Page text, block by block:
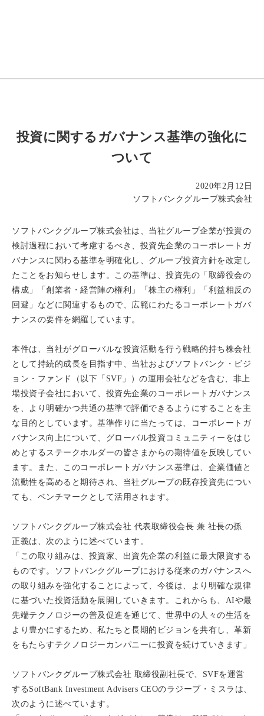
投資に関するガバナンス基準の強化に
ついて
2020年2月12日
ソフトバンクグループ株式会社
ソフトバンクグループ株式会社は、当社グループ企業が投資の
検討過程において考慮するべき、投資先企業のコーポレートガ
バナンスに関わる基準を明確化し、グループ投資方針を改定し
たことをお知らせします。この基準は、投資先の「取締役会の
構成」「創業者・経営陣の権利」「株主の権利」「利益相反の
回避」などに関連するもので、広範にわたるコーポレートガバ
ナンスの要件を網羅しています。
本件は、当社がグローバルな投資活動を行う戦略的持ち株会社
として持続的成長を目指す中、当社およびソフトバンク・ビジ
ョン・ファンド（以下「SVF」）の運用会社などを含む、非上
場投資子会社において、投資先企業のコーポレートガバナンス
を、より明確かつ共通の基準で評価できるようにすることを主
な目的としています。基準作りに当たっては、コーポレートガ
バナンス向上について、グローバル投資コミュニティーをはじ
めとするステークホルダーの皆さまからの期待値を反映してい
ます。また、このコーポレートガバナンス基準は、企業価値と
流動性を高めると期待され、当社グループの既存投資先につい
ても、ベンチマークとして活用されます。
ソフトバンクグループ株式会社 代表取締役会長 兼 社長の孫
正義は、次のように述べています。
「この取り組みは、投資家、出資先企業の利益に最大限資する
ものです。ソフトバンクグループにおける従来のガバナンスへ
の取り組みを強化することによって、今後は、より明確な規律
に基づいた投資活動を展開していきます。これからも、AIや最
先端テクノロジーの普及促進を通じて、世界中の人々の生活を
より豊かにするため、私たちと長期的ビジョンを共有し、革新
をもたらすテクノロジーカンパニーに投資を続けていきます」
ソフトバンクグループ株式会社 取締役副社長で、SVFを運営
するSoftBank Investment Advisers CEOのラジーブ・ミスラは、
次のように述べています。